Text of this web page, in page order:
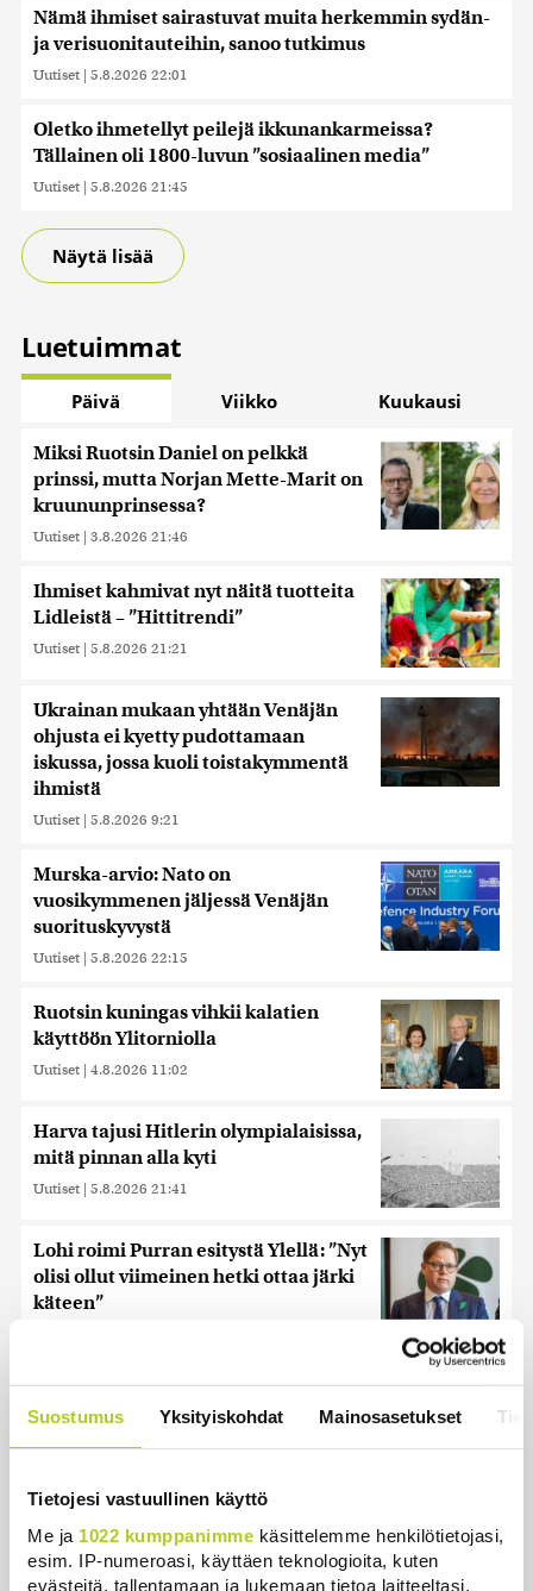
Suostumus Yksityiskohdat Mainosasetukset
Tietojesi vastuullinen käyttö
Me ja 1022 kumppanimme käsittelemme henkilötietojasi,
esim. IP-numeroasi, käyttäen teknologioita, kuten
evästeitä, tallentamaan ja lukemaan tietoa laitteeltasi,
Nämä ihmiset sairastuvat muita herkemmin sydän-
ja verisuonitauteihin, sanoo tutkimus
Uutiset | 5.8.2026 22:01
Oletko ihmetellyt peilejä ikkunankarmeissa?
Tällainen oli 1800-luvun ”sosiaalinen media”
Uutiset | 5.8.2026 21:45
Näytä lisää
Luetuimmat
Päivä Viikko Kuukausi
Miksi Ruotsin Daniel on pelkkä
prinssi, mutta Norjan Mette-Marit on
kruununprinsessa?
Uutiset | 3.8.2026 21:46
Ihmiset kahmivat nyt näitä tuotteita
Lidleistä – ”Hittitrendi”
Uutiset | 5.8.2026 21:21
Ukrainan mukaan yhtään Venäjän
ohjusta ei kyetty pudottamaan
iskussa, jossa kuoli toistakymmentä
ihmistä
Uutiset | 5.8.2026 9:21
Murska-arvio: Nato on
vuosikymmenen jäljessä Venäjän
suorituskyvystä
Uutiset | 5.8.2026 22:15
Ruotsin kuningas vihkii kalatien
käyttöön Ylitorniolla
Uutiset | 4.8.2026 11:02
Harva tajusi Hitlerin olympialaisissa,
mitä pinnan alla kyti
Uutiset | 5.8.2026 21:41
Lohi roimi Purran esitystä Ylellä: ”Nyt
olisi ollut viimeinen hetki ottaa järki
käteen”
Reuters: FBI aloitti yhteistyön Kiinan
ja Venäjän kanssa, kriitikot
huolissaan – ”Loistava peiterooli”
Hammashoidon Kela-korvaukset
valuivat hyvätuloisille – Kemppi:
Kansaa johdettiin harhaan